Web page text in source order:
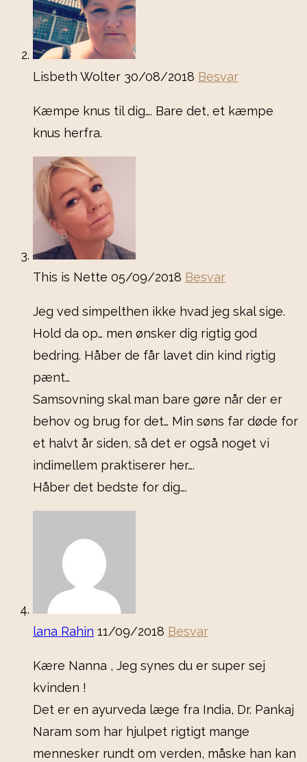
Lisbeth Wolter 30/08/2018 Besvar
Kæmpe knus til dig…. Bare det, et kæmpe
knus herfra.
This is Nette 05/09/2018 Besvar
Jeg ved simpelthen ikke hvad jeg skal sige.
Hold da op… men ønsker dig rigtig god
bedring. Håber de får lavet din kind rigtig
pænt…
Samsovning skal man bare gøre når der er
behov og brug for det… Min søns far døde for
et halvt år siden, så det er også noget vi
indimellem praktiserer her….
Håber det bedste for dig….
lana Rahin 11/09/2018 Besvar
Kære Nanna , Jeg synes du er super sej
kvinden !
Det er en ayurveda læge fra India, Dr. Pankaj
Naram som har hjulpet rigtigt mange
mennesker rundt om verden, måske han kan